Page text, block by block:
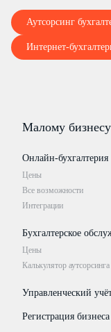
Аутсорсинг
Интернет-
Малому бизнесу
Онлайн-бухгалтерия
Цены
Все возможности
Интеграции
Бухгалтерское
Цены
Калькулятор аутсорсинга
Управленческий
Регистрация бизнеса